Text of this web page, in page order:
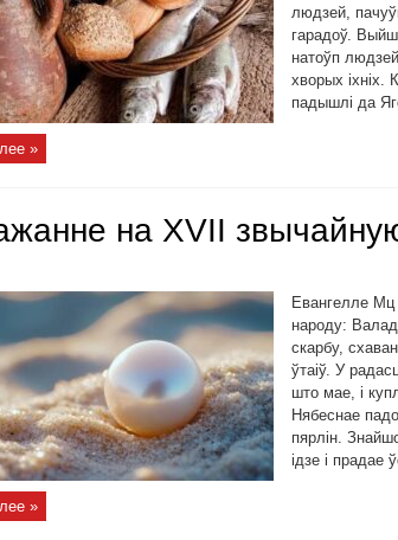
людзей,
гарадоў.
натоўп
хворых іхніх.
падышлі да
»
на ХVIІ
Евангелле Мц
народу:
скарбу,
ўтаіў. У
што мае, і
Нябеснае
пярлін.
ідзе і прадае
»